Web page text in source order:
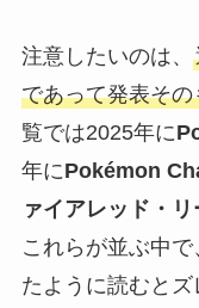
注意したいのは、
であって発表そ
覧では2025年に
年にPokémon
ァイアレッド・
これらが並ぶ中
たように読むとズ